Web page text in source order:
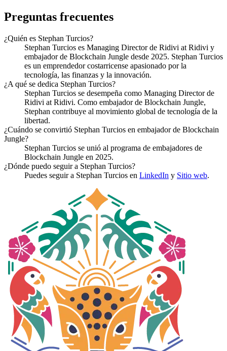
Preguntas frecuentes
¿Quién es Stephan Turcios?
Stephan Turcios es Managing Director de Ridivi at Ridivi y
embajador de Blockchain Jungle desde 2025. Stephan Turcios
es un emprendedor costarricense apasionado por la
tecnología, las finanzas y la innovación.
¿A qué se dedica Stephan Turcios?
Stephan Turcios se desempeña como Managing Director de
Ridivi at Ridivi. Como embajador de Blockchain Jungle,
Stephan contribuye al movimiento global de tecnología de la
libertad.
¿Cuándo se convirtió Stephan Turcios en embajador de Blockchain
Jungle?
Stephan Turcios se unió al programa de embajadores de
Blockchain Jungle en 2025.
¿Dónde puedo seguir a Stephan Turcios?
Puedes seguir a Stephan Turcios en LinkedIn y Sitio web.